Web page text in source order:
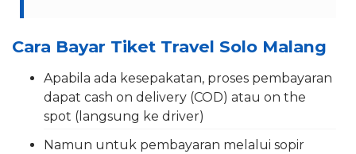
Cara Bayar Tiket Travel Solo Malang
Apabila ada kesepakatan, proses pembayaran
dapat cash on delivery (COD) atau on the
spot (langsung ke driver)
Namun untuk pembayaran melalui sopir